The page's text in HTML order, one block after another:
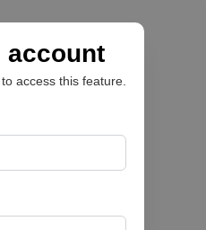
account
access this feature.
de tesorería de